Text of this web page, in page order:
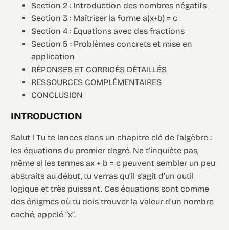
Section 2 : Introduction des nombres négatifs
Section 3 : Maîtriser la forme a(x+b) = c
Section 4 : Équations avec des fractions
Section 5 : Problèmes concrets et mise en
application
RÉPONSES ET CORRIGÉS DÉTAILLÉS
RESSOURCES COMPLÉMENTAIRES
CONCLUSION
INTRODUCTION
Salut ! Tu te lances dans un chapitre clé de l’algèbre :
les équations du premier degré. Ne t’inquiète pas,
même si les termes ax + b = c peuvent sembler un peu
abstraits au début, tu verras qu’il s’agit d’un outil
logique et très puissant. Ces équations sont comme
des énigmes où tu dois trouver la valeur d’un nombre
caché, appelé “x”.